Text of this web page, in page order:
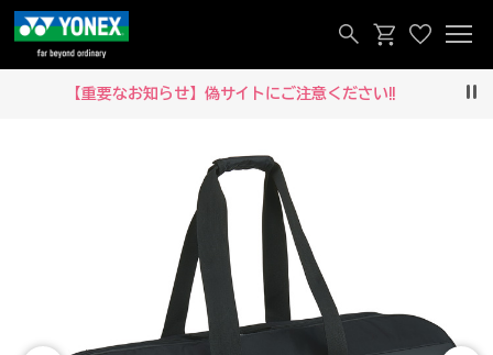
【重要なお知らせ】偽サイトにご注意ください‼